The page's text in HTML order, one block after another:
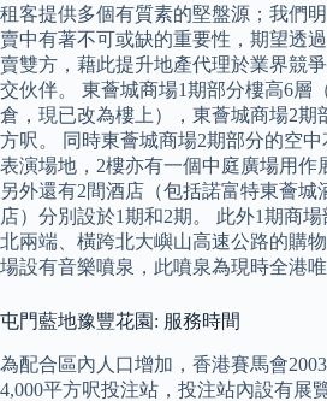
租客提供多個有質素的堅盤源；我們
賣中有著不可或缺的重要性，期望透
賣雙方，藉此提升地產代理於業界競
交伙伴。 東薈城商場1期部分樓高6層
倉，現已改為樓上），東薈城商場2期
方呎。 同時東薈城商場2期部分的空
表演場地，2樓亦有一個中庭廣場用作
另外還有2間酒店（包括諾富特東薈城
店）分別設於1期和2期。 此外1期商
北兩端、橫跨北大嶼山高速公路的購
場設有音樂噴泉，此噴泉為現時全港唯
屯門藍地豫豐花園: 服務時間
為配合區內人口增加，香港賽馬會
4,000平方呎投注站，投注站內設有展